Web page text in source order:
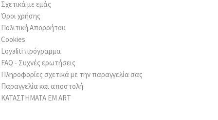
Σχετικά με εμάς
Όροι χρήσης
Πολιτική Απορρήτου
Cookies
Loyaliti πρόγραμμα
FAQ - Συχνές ερωτήσεις
Πληροφορίες σχετικά με την παραγγελία σας
Παραγγελία και αποστολή
ΚΑΤΑΣΤΗΜΑΤΑ EM ART